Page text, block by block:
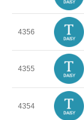
4356
4355
4354